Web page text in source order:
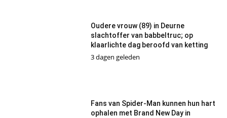
Oudere vrouw (89) in Deurne
slachtoffer van babbeltruc; op
klaarlichte dag beroofd van ketting
3 dagen geleden
Fans van Spider-Man kunnen hun hart
ophalen met Brand New Day in